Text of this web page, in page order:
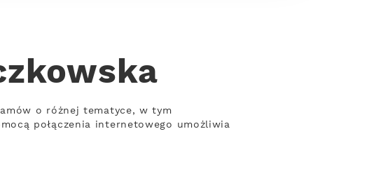
o różnej tematyce, w tym
połączenia internetowego umożliwia